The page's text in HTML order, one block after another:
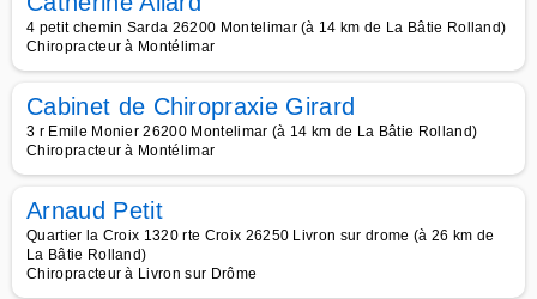
4 petit chemin Sarda 26200 Montelimar (à 14 km de La Bâtie Rolland)
Chiropracteur à Montélimar
Cabinet de Chiropraxie Girard
3 r Emile Monier 26200 Montelimar (à 14 km de La Bâtie Rolland)
Chiropracteur à Montélimar
Arnaud Petit
Quartier la Croix 1320 rte Croix 26250 Livron sur drome (à 26 km de
La Bâtie Rolland)
Chiropracteur à Livron sur Drôme